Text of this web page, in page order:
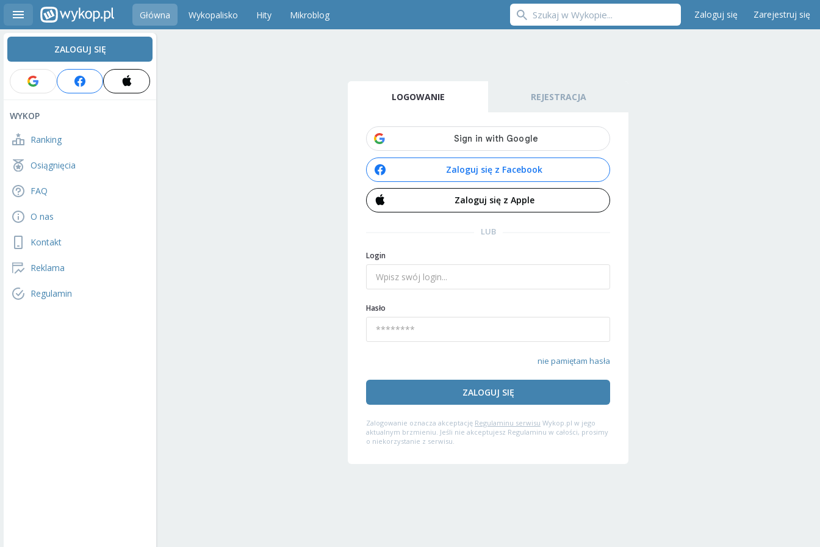
Główna Wykopalisko Hity Mikroblog Zaloguj się Zarejestruj się
ZALOGUJ SIĘ
WYKOP
Ranking
Osiągnięcia
FAQ
O nas
Kontakt
Reklama
Regulamin
LOGOWANIE REJESTRACJA
Zaloguj się z Facebook
Zaloguj się z Apple
LUB
Login
Hasło
nie pamiętam hasła
ZALOGUJ SIĘ
Zalogowanie oznacza akceptację Regulaminu serwisu Wykop.pl w jego
aktualnym brzmieniu. Jeśli nie akceptujesz Regulaminu w całości, prosimy
o niekorzystanie z serwisu.